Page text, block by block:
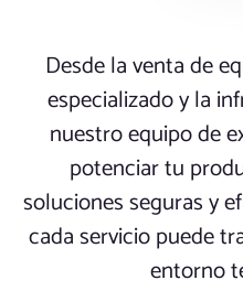
Desde la venta de
especializado y la
nuestro equipo de
potenciar tu
soluciones seguras y
cada servicio puede
entorno